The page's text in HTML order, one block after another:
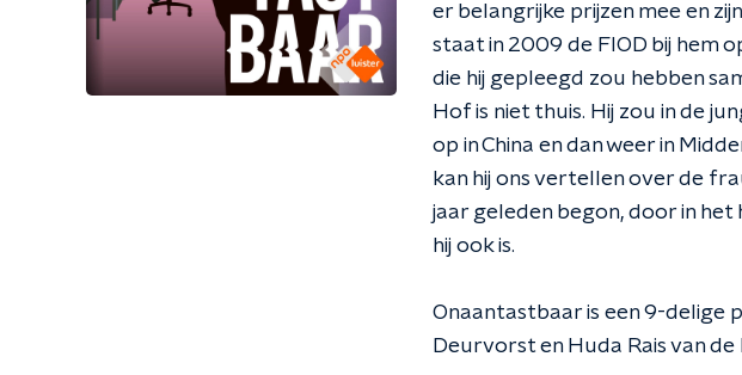
er belangrijke prijzen mee en
staat in 2009 de FIOD bij hem
die hij gepleegd zou hebben
Hof is niet thuis. Hij zou in de
op in China en dan weer in
kan hij ons vertellen over de
jaar geleden begon, door in het
hij ook is.
Onaantastbaar is een 9-delige
Deurvorst en Huda Rais van de